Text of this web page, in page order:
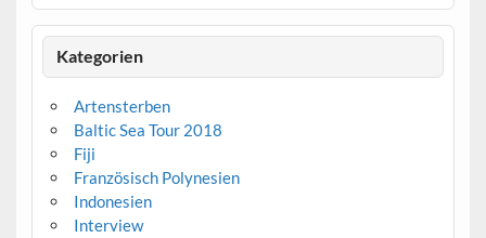
Kategorien
Artensterben
Baltic Sea Tour 2018
Fiji
Französisch Polynesien
Indonesien
Interview